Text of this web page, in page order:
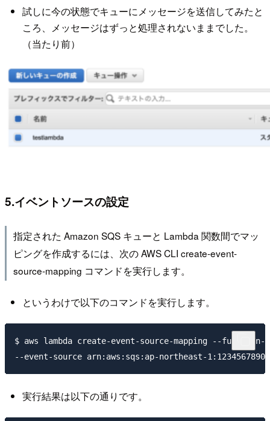
試しに今の状態でキューにメッセージを送信してみたと
ころ、メッセージはずっと処理されないままでした。
（当たり前）
5.イベントソースの設定
指定された Amazon SQS キューと Lambda 関数間でマッ
ピングを作成するには、次の AWS CLI create-event-
source-mapping コマンドを実行します。
というわけで以下のコマンドを実行します。
$ aws lambda create-event-source-mapping --function-
実行結果は以下の通りです。